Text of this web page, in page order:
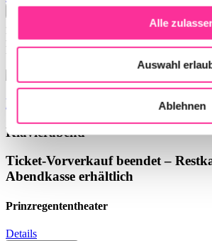
Alle
Auswahl
Ablehnen
31
Mai
Montag
Rudolf Buchbinder
Klavierabend
Ticket-Vorverkauf beendet –
Abendkasse erhältlich
Prinzregententheater
Details